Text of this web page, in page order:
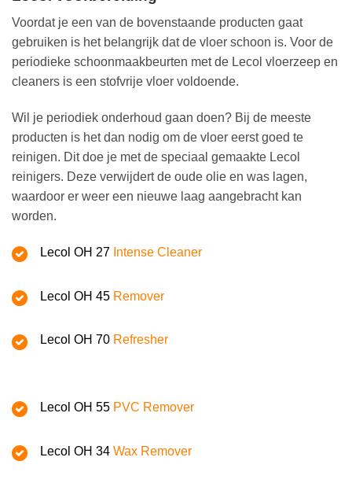
Voordat je een van de bovenstaande producten gaat
gebruiken is het belangrijk dat de vloer schoon is. Voor de
periodieke schoonmaakbeurten met de Lecol vloerzeep en
cleaners is een stofvrije vloer voldoende.
Wil je periodiek onderhoud gaan doen? Bij de meeste
producten is het dan nodig om de vloer eerst goed te
reinigen. Dit doe je met de speciaal gemaakte Lecol
reinigers. Deze verwijdert de oude olie en was lagen,
waardoor er weer een nieuwe laag aangebracht kan
worden.
Lecol OH 27 Intense Cleaner
Lecol OH 45 Remover
Lecol OH 70 Refresher
Lecol OH 55 PVC Remover
Lecol OH 34 Wax Remover